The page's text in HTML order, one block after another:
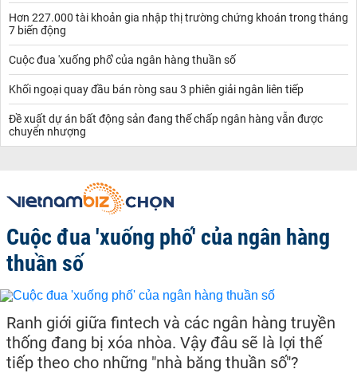
Hơn 227.000 tài khoản gia nhập thị trường chứng khoán trong tháng
7 biến động
Cuộc đua 'xuống phố' của ngân hàng thuần số
Khối ngoại quay đầu bán ròng sau 3 phiên giải ngân liên tiếp
Đề xuất dự án bất động sản đang thế chấp ngân hàng vẫn được
chuyển nhượng
Cuộc đua 'xuống phố' của ngân hàng
thuần số
Ranh giới giữa fintech và các ngân hàng truyền
thống đang bị xóa nhòa. Vậy đâu sẽ là lợi thế
tiếp theo cho những "nhà băng thuần số"?